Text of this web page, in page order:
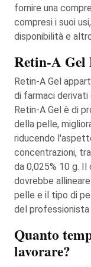
fornire una
compresi i suoi
disponibilità e
Retin-A Gel
Retin-A Gel
di farmaci derivati
Retin-A Gel è di
della pelle,
riducendo
concentrazioni,
da 0,025% 10 g.
dovrebbe
pelle e il tipo di
del professionista
Quanto
lavorare?